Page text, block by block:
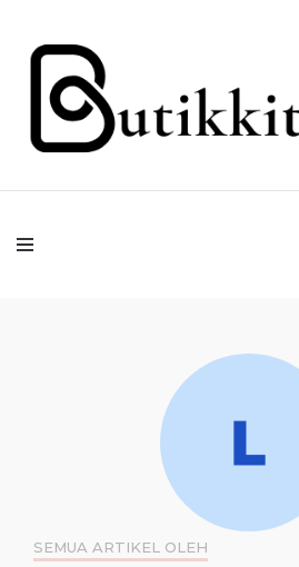
butikkita.com
SEMUA ARTIKEL OLEH